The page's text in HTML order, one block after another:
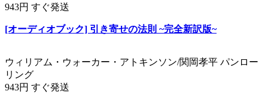
943円 すぐ発送
[オーディオブック] 引き寄せの法則 ~完全新訳版~
ウィリアム・ウォーカー・アトキンソン/関岡孝平 パンロー
リング
943円 すぐ発送